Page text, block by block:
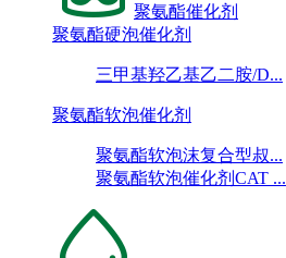
聚氨酯催化剂
聚氨酯硬泡催化剂
三甲基羟乙基乙二胺/D...
聚氨酯软泡催化剂
聚氨酯软泡沫复合型叔...
聚氨酯软泡催化剂CAT ...